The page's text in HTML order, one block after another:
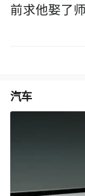
前求他娶了
汽车